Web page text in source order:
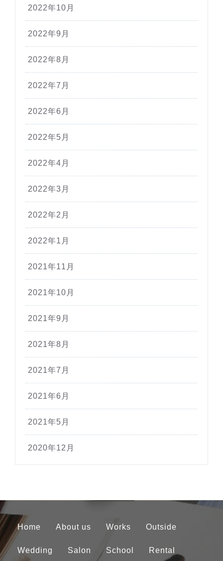
2022年10月
2022年9月
2022年8月
2022年7月
2022年6月
2022年5月
2022年4月
2022年3月
2022年2月
2022年1月
2021年11月
2021年10月
2021年9月
2021年8月
2021年7月
2021年6月
2021年5月
2020年12月
Home About us Works Outside
Wedding Salon School Rental